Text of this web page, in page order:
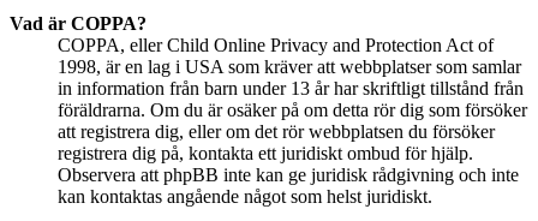
Vad är COPPA?
COPPA, eller Child Online Privacy and Protection Act of
1998, är en lag i USA som kräver att webbplatser som samlar
in information från barn under 13 år har skriftligt tillstånd från
föräldrarna. Om du är osäker på om detta rör dig som försöker
att registrera dig, eller om det rör webbplatsen du försöker
registrera dig på, kontakta ett juridiskt ombud för hjälp.
Observera att phpBB inte kan ge juridisk rådgivning och inte
kan kontaktas angående något som helst juridiskt.